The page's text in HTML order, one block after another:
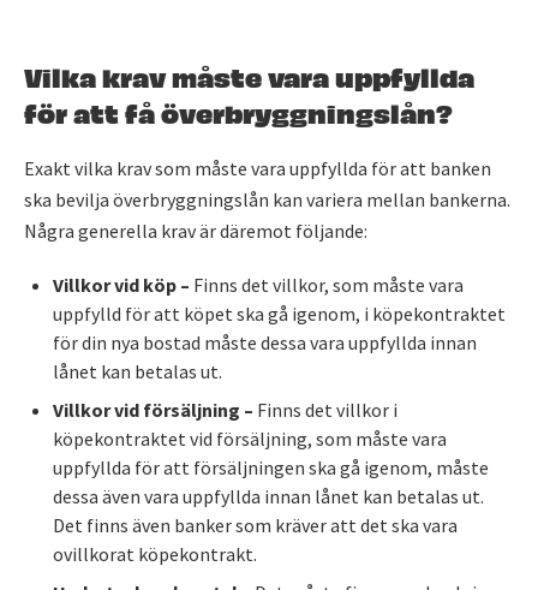
Vilka krav måste vara uppfyllda
för att få överbryggningslån?
Exakt vilka krav som måste vara uppfyllda för att banken
ska bevilja överbryggningslån kan variera mellan bankerna.
Några generella krav är däremot följande:
Villkor vid köp – Finns det villkor, som måste vara
uppfylld för att köpet ska gå igenom, i köpekontraktet
för din nya bostad måste dessa vara uppfyllda innan
lånet kan betalas ut.
Villkor vid försäljning – Finns det villkor i
köpekontraktet vid försäljning, som måste vara
uppfyllda för att försäljningen ska gå igenom, måste
dessa även vara uppfyllda innan lånet kan betalas ut.
Det finns även banker som kräver att det ska vara
ovillkorat köpekontrakt.